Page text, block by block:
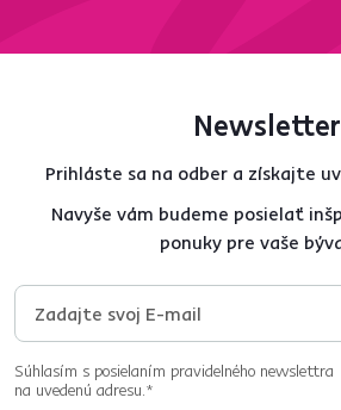
Newsletter
Prihláste sa na odber a získajte
Navyše vám budeme posielať
ponuky pre vaše
Súhlasím s posielaním pravidelného newslettra
na uvedenú adresu.*